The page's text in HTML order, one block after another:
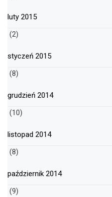
luty 2015
(2)
styczeń 2015
(8)
grudzień 2014
(10)
listopad 2014
(8)
październik 2014
(9)